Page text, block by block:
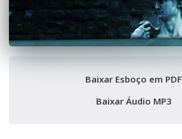
Baixar Esboço em PDF
Baixar Áudio MP3